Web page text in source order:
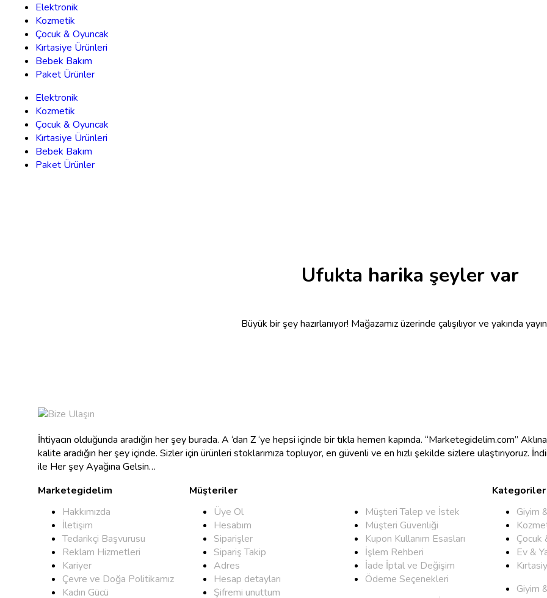
Elektronik
Kozmetik
Çocuk & Oyuncak
Kırtasiye Ürünleri
Bebek Bakım
Paket Ürünler
Elektronik
Kozmetik
Çocuk & Oyuncak
Kırtasiye Ürünleri
Bebek Bakım
Paket Ürünler
Ufukta harika şeyler var
Büyük bir şey hazırlanıyor! Mağazamız üzerinde çalışılıyor ve yakında
İhtiyacın olduğunda aradığın her şey burada. A ‘dan Z ‘ye hepsi içinde bir tıkla hemen kapında. “Marketegidelim.com”
kalite aradığın her şey içinde. Sizler için ürünleri stoklarımıza topluyor, en güvenli ve en hızlı şekilde sizlere ulaştırıyoruz.
ile Her şey Ayağına Gelsin…
Marketegidelim
Hakkımızda
İletişim
Tedarikçi Başvurusu
Reklam Hizmetleri
Kariyer
Çevre ve Doğa Politikamız
Kadın Gücü
Müşteriler
Üye Ol
Hesabım
Siparişler
Sipariş Takip
Adres
Hesap detayları
Şifremi unuttum
Müşteri Talep ve İstek
Müşteri Güvenliği
Kupon Kullanım Esasları
İşlem Rehberi
İade İptal ve Değişim
Ödeme Seçenekleri
Kategoriler
Giyim
Çocuk
Ev &
Giyim